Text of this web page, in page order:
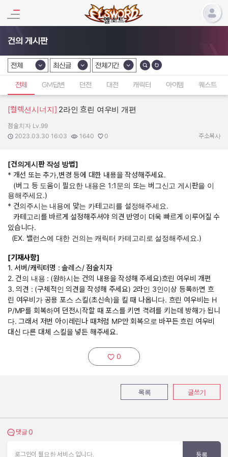
건의 게시판
카테고리 선택
전체
카테고리 선택
최신글
카테고리 선택
전체기간
전체 GM답변 던전 대전 캐릭터 아이템 퀘스트
[컬렉션시너지] 2라인 흐린 여우비 개편
작성자:
점술치자 Lv.99
작성일:
2023.03.30 16:03
조회수:
1640
추천수:
0 주소복사
[건의게시판 작성 방법]
* 개선 또는 추가,변경 등에 대한 내용을 작성해주세요.
(버그 등 도움이 필요한 내용은 1:1문의 또는 버그신고 게시판을 이
용해주세요.)
* 건의주시는 내용에 맞는 카테고리를 설정해주세요.
카테고리를 바르게 설정해주셔야 의견 반영이 더욱 빠르게 이루어질 수
있습니다.
(EX. 밸런스에 대한 건의는 캐릭터 카테고리로 설정해주세요.)
[기재사항]
1. 서버/캐릭터명 : 솔레스/ 점술치자
2. 건의 내용 : (원하시는 건의 내용을 작성해 주세요)흐린 여우비 개편
3. 의견 : (구체적인 의견을 작성해 주세요) 2라인 3인이상 등록하면 흐
린 여우비가 공용 포스 스킬(초신속)을 킬 때 나옵니다. 흐린 여우비는 H
P/MP를 회복하여 던전시작할 때 포스를 키면 격려를 키는데 방해가 됩니
다. 그래서 저번 아이레린나 때처럼 MP만 회복으로 바꾸든 흐린 여우비
대신 다른 대체 스킬을 넣든 해주세요.
추천하기:
0
목록 글쓰기
댓글 보기
댓글 0
로그인이 필요한 서비스 입니다. 등록